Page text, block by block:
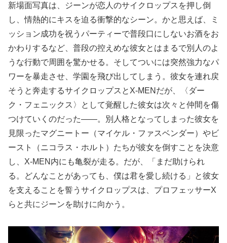
新場面写真は、ジーンが恋人のサイクロップスを押し倒
し、情熱的にキスを迫る衝撃的なシーン。かと思えば、ミ
ッション成功を祝うパーティーで普段口にしないお酒をお
かわりするなど、普段の控えめな彼女とはまるで別人のよ
うな行動で周囲を驚かせる。そしてついには突然強力なパ
ワーを暴走させ、学園を飛び出してしまう。彼女を連れ戻
そうと奔走するサイクロップスとX-MENだが、〈ダー
ク・フェニックス〉として覚醒した彼女は次々と仲間を傷
つけていくのだった――。別人格となってしまった彼女を
見限ったマグニートー（マイケル・ファスベンダー）やビ
ースト（ニコラス・ホルト）たちが彼女を倒すことを決意
し、X-MEN内にも亀裂が走る。だが、「まだ助けられ
る。どんなことがあっても、僕は君を愛し続ける」と彼女
を支えることを誓うサイクロップスは、プロフェッサーX
らと共にジーンを助けに向かう。